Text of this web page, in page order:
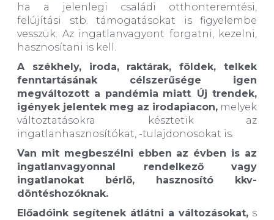
ha a jelenlegi családi otthonteremtési,
felújítási stb. támogatásokat is figyelembe
vesszük. Az ingatlanvagyont forgatni, kezelni,
hasznosítani is kell.
A székhely, iroda, raktárak, földek, telkek
fenntartásának célszerűsége igen
megváltozott a pandémia miatt. Új trendek,
igények jelentek meg az irodapiacon, melyek
változtatásokra késztetik az
ingatlanhasznosítókat, -tulajdonosokat is.
Van mit megbeszélni ebben az évben is az
ingatlanvagyonnal rendelkező vagy
ingatlanokat bérlő, hasznosító kkv-
döntéshozóknak.
Előadóink segítenek átlátni a változásokat, s